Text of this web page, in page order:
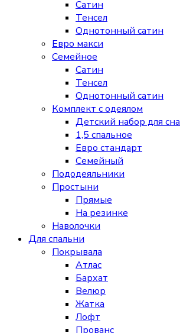
Сатин
Тенсел
Однотонный сатин
Евро макси
Семейное
Сатин
Тенсел
Однотонный сатин
Комплект с одеялом
Детский набор для сна
1,5 спальное
Евро стандарт
Семейный
Пододеяльники
Простыни
Прямые
На резинке
Наволочки
Для спальни
Покрывала
Атлас
Бархат
Велюр
Жатка
Лофт
Прованс